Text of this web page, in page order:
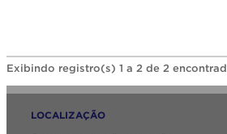
Exibindo registro(s) 1 a 2 de 2
LOCALIZAÇÃO